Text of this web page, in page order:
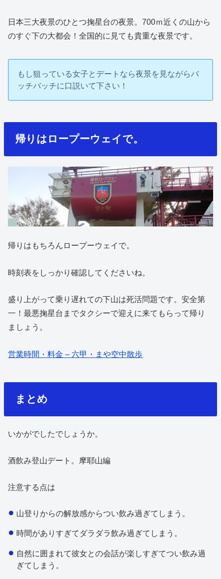
日本三大夜景のひとつ掬星台の夜景。700ｍ近くの山から
のすぐ下の大都会！全国的に見ても貴重な夜景です。
もし狙っている女子とデートなら夜景を見ながらバ
ッチバッチに口説いて下さい！
帰りはロープーウェイで。
帰りはもちろんロープーウェイで。
時刻表をしっかり確認してくださいね。
盛り上がって乗り遅れての下山は死活問題です。安全第
一！最悪掬星台までタクシーで迎えに来てもらって帰り
ましょう。
営業時間・料金 – 六甲・まや空中散歩
まとめ
いかがでしたでしょうか。
酒飲み登山デート。摩耶山編
注意する点は
山登りからの解放感からつい飲み過ぎてしまう。
時間がありすぎてダラダラ飲み過ぎてしまう。
自然に囲まれて彼女との会話が楽しすぎてつい飲み過
ぎてしまう。